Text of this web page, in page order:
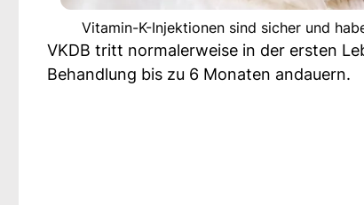
Vitamin-K-Injektionen sind sicher und
VKDB tritt normalerweise in der ersten
Behandlung bis zu 6 Monaten andauern.